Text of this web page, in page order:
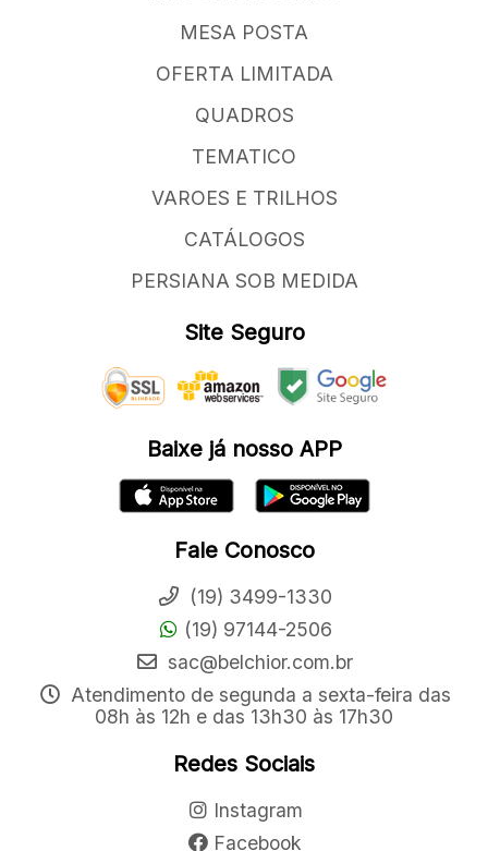
MESA POSTA
OFERTA LIMITADA
QUADROS
TEMATICO
VAROES E TRILHOS
CATÁLOGOS
PERSIANA SOB MEDIDA
Site Seguro
Baixe já nosso APP
Fale Conosco
(19) 3499-1330
(19) 97144-2506
sac@belchior.com.br
Atendimento de segunda a sexta-feira das
08h às 12h e das 13h30 às 17h30
Redes Sociais
Instagram
Facebook